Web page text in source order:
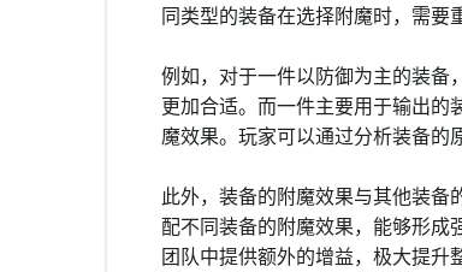
同类型的装备在选择附魔时，需要
例如，对于一件以防御为主的装备
更加合适。而一件主要用于输出
魔效果。玩家可以通过分析装备的
此外，装备的附魔效果与其他装
配不同装备的附魔效果，能够形成
团队中提供额外的增益，极大提